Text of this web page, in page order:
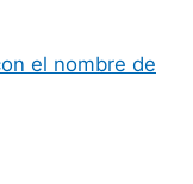
el nombre de